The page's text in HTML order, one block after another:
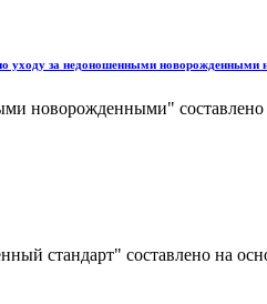
уходу за недоношенными
новорожденными" составлено
стандарт" составлено на